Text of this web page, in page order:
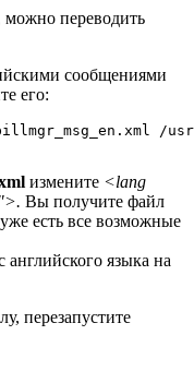
можно переводить
сообщениями
его:
/
измените <lang
Вы получите файл
есть все возможные
языка на
перезапустите